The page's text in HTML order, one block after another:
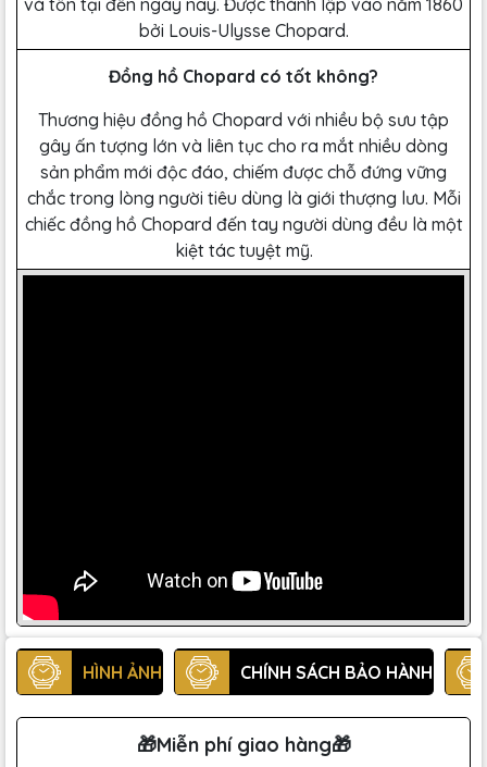
bởi Louis-Ulysse Chopard.
Đồng hồ Chopard có tốt không?
Thương hiệu đồng hồ Chopard với nhiều bộ sưu tập
gây ấn tượng lớn và liên tục cho ra mắt nhiều dòng
sản phẩm mới độc đáo, chiếm được chỗ đứng vững
chắc trong lòng người tiêu dùng là giới thượng lưu. Mỗi
chiếc đồng hồ Chopard đến tay người dùng đều là một
kiệt tác tuyệt mỹ.
HÌNH ẢNH CHÍNH SÁCH BẢO HÀNH
🎁Miễn phí giao hàng🎁